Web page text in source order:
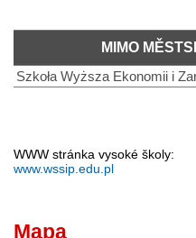
MIMO
Szkoła Wyższa Ekonomii i
WWW stránka vysoké školy:
www.wssip.edu.pl
Mapa